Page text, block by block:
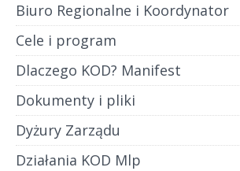
Biuro Regionalne i Koordynator
Cele i program
Dlaczego KOD? Manifest
Dokumenty i pliki
Dyżury Zarządu
Działania KOD Mlp